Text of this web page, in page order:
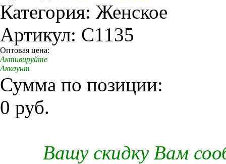
Категория: Женское
Артикул: C1135
Оптовая цена:
Активируйте
Аккаунт
Сумма по позиции:
0 руб.
Вашу скидку Вам